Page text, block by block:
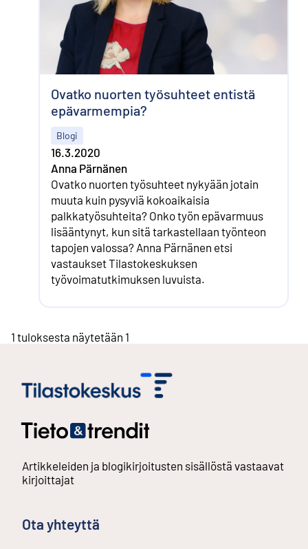
Ovatko nuorten työsuhteet entistä
epävarmempia?
Blogi
16.3.2020
Anna Pärnänen
Ovatko nuorten työsuhteet nykyään jotain
muuta kuin pysyviä kokoaikaisia
palkkatyösuhteita? Onko työn epävarmuus
lisääntynyt, kun sitä tarkastellaan työnteon
tapojen valossa? Anna Pärnänen etsi
vastaukset Tilastokeskuksen
työvoimatutkimuksen luvuista.
1 tuloksesta näytetään 1
Artikkeleiden ja blogikirjoitusten sisällöstä vastaavat
kirjoittajat
Ota yhteyttä